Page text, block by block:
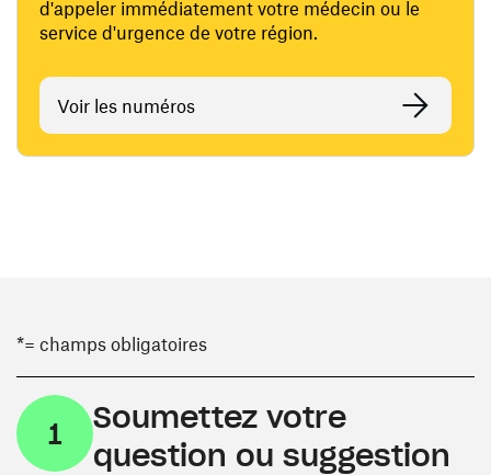
d'appeler immédiatement votre médecin ou le
service d'urgence de votre région.
Voir les numéros
*= champs obligatoires
1
Soumettez votre
question ou suggestion